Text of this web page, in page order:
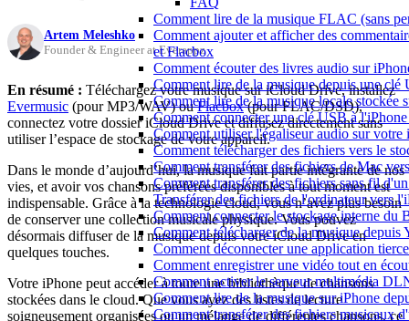
Comment lire de la musique FLAC (sans
Comment ajouter et afficher des
et Flacbox
Comment écouter des livres audio sur
Comment lire de la musique depuis une
Comment lire de la musique locale stockée
Comment connecter une clé USB à
Comment utiliser l'égaliseur audio sur
Comment télécharger des fichiers vers le
Comment transférer des fichiers de Mac
Comment transférer des fichiers sans fil
Transférer des fichiers de l'ordinateur vers
Comment connecter le stockage interne
Comment télécharger de la musique
Comment déconnecter une application
Comment enregistrer une vidéo tout en
Comment activer le serveur multimédia
Comment lire de la musique sur iPhone
Comment transférer des fichiers musicaux
Artem Meleshko
Founder & Engineer at Everappz
En résumé : Téléchargez votre musique sur iCloud Drive, installez
Evermusic (pour MP3/WAV) ouFlacbox(pour FLAC/DSD),
connectez votre dossier iCloud Drive et diffusez directement sans
utiliser l’espace de stockage de votre appareil.
Dans le monde d’aujourd’hui, la musique fait partie intégrante de nos
vies, et avoir vos chansons préférées disponibles à tout moment est
indispensable. Grâce à la technologie cloud, vous n’avez plus besoin
de conserver une collection musicale physique. Vous pouvez
désormais diffuser de la musique depuis votre iCloud Drive en
quelques touches.
Votre iPhone peut accéder à toute une bibliothèque de chansons
stockées dans le cloud. Que vous ayez des listes de lecture
soigneusement organisées ou un mélange de différentes chansons, ce